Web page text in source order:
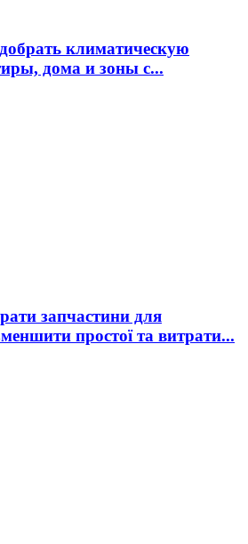
климатическую
дома и зоны с...
запчастини для
простої та витрати...